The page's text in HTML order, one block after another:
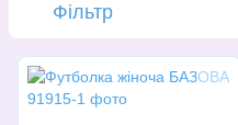
Фільтр